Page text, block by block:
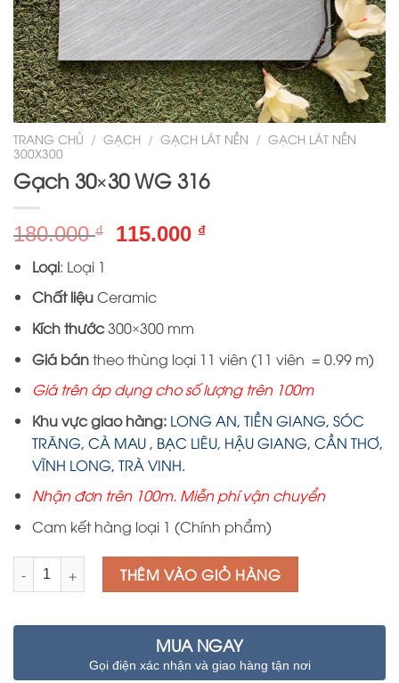
TRANG CHỦ / GẠCH / GẠCH LÁT NỀN / GẠCH LÁT NỀN
300X300
Gạch 30×30 WG 316
180.000₫
Giá
180.000 ₫.
115.000 ₫Giá
Loại: Loại 1
Chất liệuCeramic
Kích thước300×300 mm
Giá bántheo thùng loại 11 viên (11 viên = 0.99 m)
Giá trên áp dụng cho số lượng trên 100m
Khu vực giao hàng: LONG AN, TIỀN GIANG, SÓC
TRĂNG, CÀ MAU , BẠC LIÊU, HẬU GIANG, CẦN THƠ,
VĨNH LONG, TRÀ VINH.
Nhận đơn trên 100m. Miễn phí vận chuyển
Cam kết hàng loại 1 (Chính phẩm)
Số lượng THÊM VÀO GIỎ HÀNG
MUA NGAY
Gọi điện xác nhận và giao hàng tận nơi